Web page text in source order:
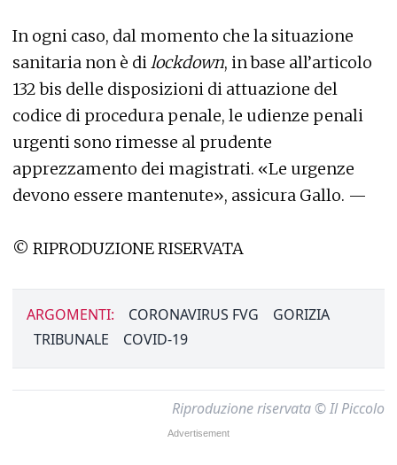
In ogni caso, dal momento che la situazione
sanitaria non è dilockdown, in base all’articolo
132 bis delle disposizioni di attuazione del
codice di procedura penale, le udienze penali
urgenti sono rimesse al prudente
apprezzamento dei magistrati. «Le urgenze
devono essere mantenute», assicura Gallo. —
© RIPRODUZIONE RISERVATA
ARGOMENTI: CORONAVIRUS FVG
GORIZIA
TRIBUNALE
COVID-19
Riproduzione riservata © Il Piccolo